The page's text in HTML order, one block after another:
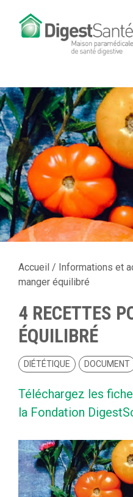
Accueil / Informations et
manger équilibré
4 RECETTES
ÉQUILIBRÉ
DIÉTÉTIQUE DOCUMENT
Téléchargez les
la Fondation